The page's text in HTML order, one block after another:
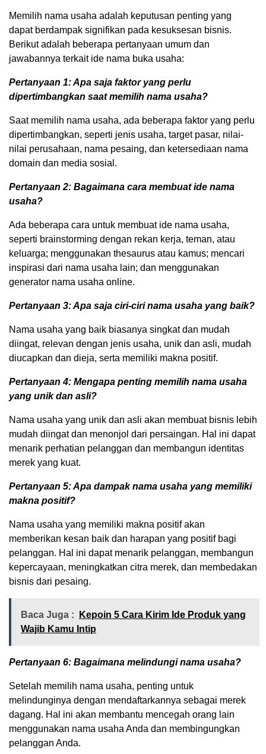
Memilih nama usaha adalah keputusan penting yang
dapat berdampak signifikan pada kesuksesan bisnis.
Berikut adalah beberapa pertanyaan umum dan
jawabannya terkait ide nama buka usaha:
Pertanyaan 1: Apa saja faktor yang perlu
dipertimbangkan saat memilih nama usaha?
Saat memilih nama usaha, ada beberapa faktor yang perlu
dipertimbangkan, seperti jenis usaha, target pasar, nilai-
nilai perusahaan, nama pesaing, dan ketersediaan nama
domain dan media sosial.
Pertanyaan 2: Bagaimana cara membuat ide nama
usaha?
Ada beberapa cara untuk membuat ide nama usaha,
seperti brainstorming dengan rekan kerja, teman, atau
keluarga; menggunakan thesaurus atau kamus; mencari
inspirasi dari nama usaha lain; dan menggunakan
generator nama usaha online.
Pertanyaan 3: Apa saja ciri-ciri nama usaha yang baik?
Nama usaha yang baik biasanya singkat dan mudah
diingat, relevan dengan jenis usaha, unik dan asli, mudah
diucapkan dan dieja, serta memiliki makna positif.
Pertanyaan 4: Mengapa penting memilih nama usaha
yang unik dan asli?
Nama usaha yang unik dan asli akan membuat bisnis lebih
mudah diingat dan menonjol dari persaingan. Hal ini dapat
menarik perhatian pelanggan dan membangun identitas
merek yang kuat.
Pertanyaan 5: Apa dampak nama usaha yang memiliki
makna positif?
Nama usaha yang memiliki makna positif akan
memberikan kesan baik dan harapan yang positif bagi
pelanggan. Hal ini dapat menarik pelanggan, membangun
kepercayaan, meningkatkan citra merek, dan membedakan
bisnis dari pesaing.
Baca Juga :
Kepoin 5 Cara Kirim Ide Produk yang
Wajib Kamu Intip
Pertanyaan 6: Bagaimana melindungi nama usaha?
Setelah memilih nama usaha, penting untuk
melindunginya dengan mendaftarkannya sebagai merek
dagang. Hal ini akan membantu mencegah orang lain
menggunakan nama usaha Anda dan membingungkan
pelanggan Anda.